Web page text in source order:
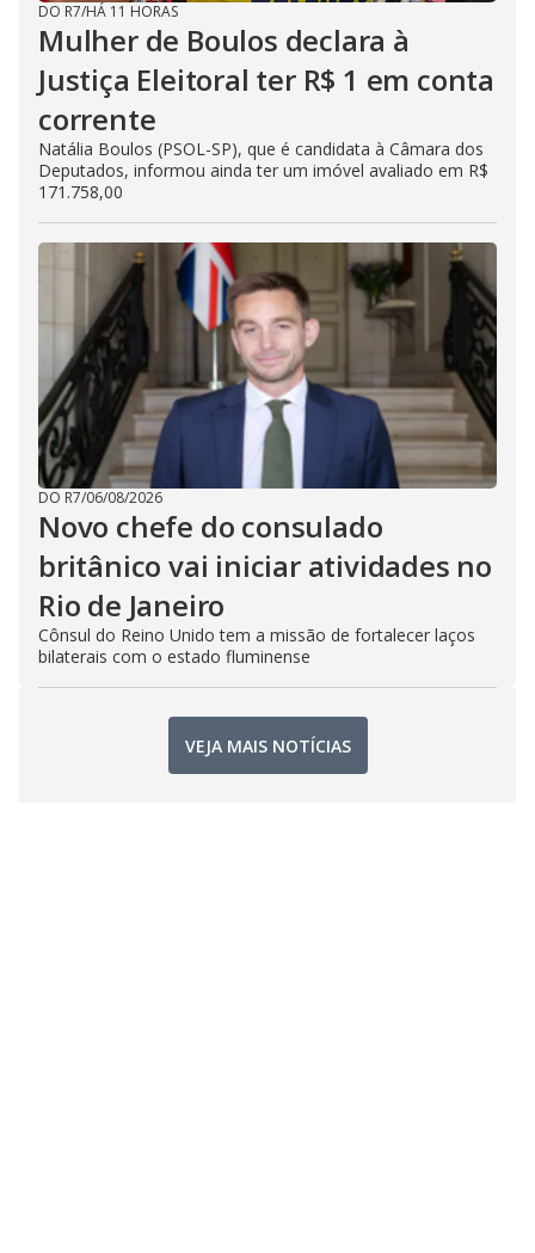
DO R7/HÁ 11 HORAS
Mulher de Boulos declara à
Justiça Eleitoral ter R$ 1 em conta
corrente
Natália Boulos (PSOL-SP), que é candidata à Câmara dos
Deputados, informou ainda ter um imóvel avaliado em R$
171.758,00
DO R7/06/08/2026
Novo chefe do consulado
britânico vai iniciar atividades no
Rio de Janeiro
Cônsul do Reino Unido tem a missão de fortalecer laços
bilaterais com o estado fluminense
VEJA MAIS NOTÍCIAS